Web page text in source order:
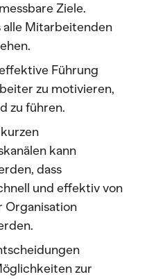
Ziele.
Mitarbeitenden
Führung
zu motivieren,
zu führen.
kann
dass
und effektiv von
Organisation
zur